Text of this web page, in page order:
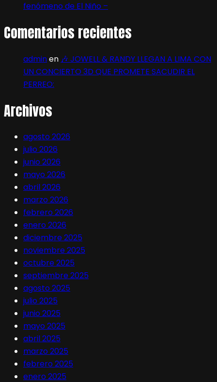
fenómeno de El Niño –
Comentarios recientes
adminen 🎶 JOWELL & RANDY LLEGAN A LIMA CON
UN CONCIERTO 3D QUE PROMETE SACUDIR EL
PERREO:
Archivos
agosto 2026
julio 2026
junio 2026
mayo 2026
abril 2026
marzo 2026
febrero 2026
enero 2026
diciembre 2025
noviembre 2025
octubre 2025
septiembre 2025
agosto 2025
julio 2025
junio 2025
mayo 2025
abril 2025
marzo 2025
febrero 2025
enero 2025